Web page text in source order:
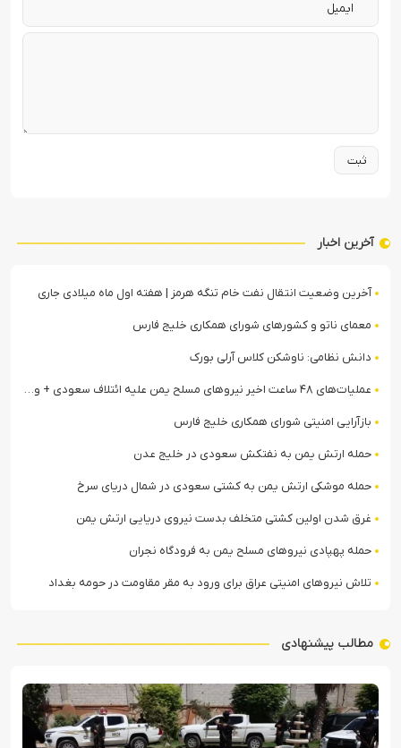
آخرین اخبار
آخرین وضعیت انتقال نفت خام تنگه هرمز | هفته اول ماه میلادی جاری
معمای ناتو و کشورهای شورای همکاری خلیج فارس
دانش نظامی: ناوشکن کلاس آرلی بورک
عملیات‌های ۴۸ ساعت اخیر نیروهای مسلح یمن علیه ائتلاف سعودی + ویدیو
بازآرایی امنیتی شورای همکاری خلیج فارس
حمله ارتش یمن به نفتکش سعودی در خلیج عدن
حمله موشکی ارتش یمن به کشتی سعودی در شمال دریای سرخ
غرق شدن اولین کشتی متخلف بدست نیروی دریایی ارتش یمن
حمله پهپادی نیروهای مسلح یمن به فرودگاه نجران
تلاش نیروهای امنیتی عراق برای ورود به مقر مقاومت در حومه بغداد
مطالب پیشنهادی